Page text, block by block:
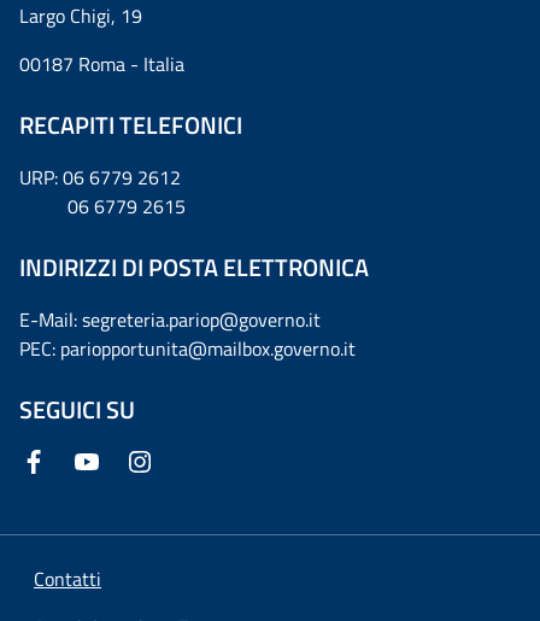
Largo Chigi, 19
00187 Roma - Italia
RECAPITI TELEFONICI
URP: 06 6779 2612
06 6779 2615
INDIRIZZI DI POSTA ELETTRONICA
E-Mail: segreteria.pariop@governo.it
PEC: pariopportunita@mailbox.governo.it
SEGUICI SU
Contatti